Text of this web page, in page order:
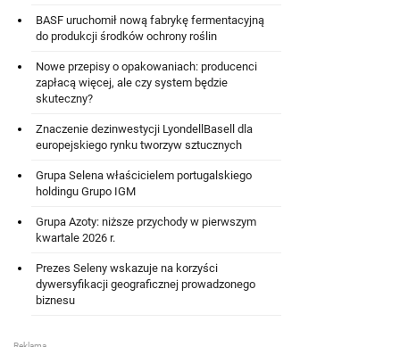
BASF uruchomił nową fabrykę fermentacyjną
do produkcji środków ochrony roślin
Nowe przepisy o opakowaniach: producenci
zapłacą więcej, ale czy system będzie
skuteczny?
Znaczenie dezinwestycji LyondellBasell dla
europejskiego rynku tworzyw sztucznych
Grupa Selena właścicielem portugalskiego
holdingu Grupo IGM
Grupa Azoty: niższe przychody w pierwszym
kwartale 2026 r.
Prezes Seleny wskazuje na korzyści
dywersyfikacji geograficznej prowadzonego
biznesu